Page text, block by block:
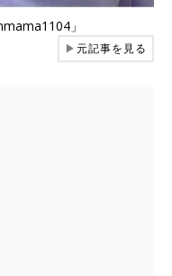
」
▶元記事を見る